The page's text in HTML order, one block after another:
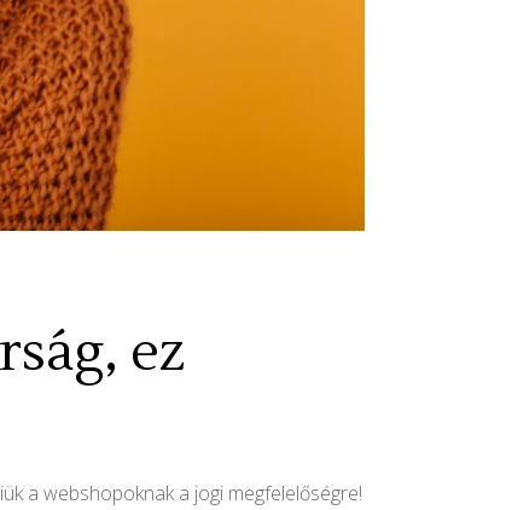
ez
a webshopoknak a jogi megfelelőségre!